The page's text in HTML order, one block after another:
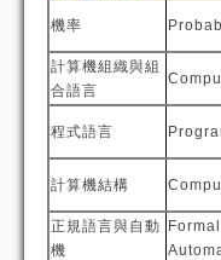
機率
計算機組織與組
合語言
程式語言
計算機結構
正規語言與自動
機